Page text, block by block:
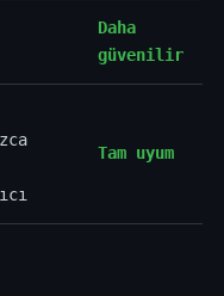
Daha
güvenilir
Tam uyum